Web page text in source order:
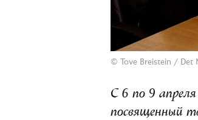
© Tove Breistein / Det
С 6 по 9
посвященный